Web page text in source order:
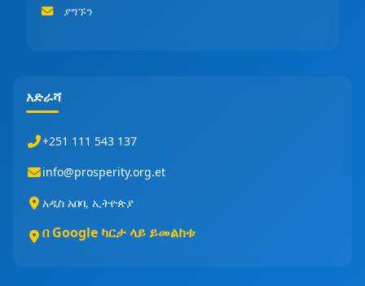
ያግኙን
አድራሻ
+251 111 543 137
info@prosperity.org.et
አዲስ አበባ, ኢትዮጵያ
በ Google ካርታ ላይ ይመልከቱ